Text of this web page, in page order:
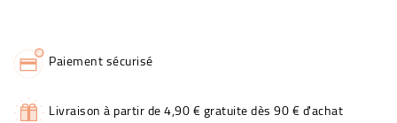
Paiement sécurisé
Livraison à partir de 4,90 € gratuite dès 90 € d'achat